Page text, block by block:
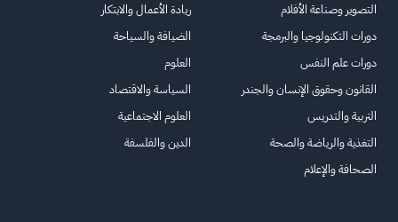
التصوير وصناعة الأفلام
دورات التكنولوجيا والبرمجة
دورات علم النفس
القانون وحقوق الإنسان والجندر
التربية والتدريس
التغذية والرياضة والصحة
الصحافة والإعلام
ريادة الأعمال والابتكار
الضيافة والسياحة
العلوم
السياسة والاقتصاد
العلوم الاجتماعية
الدين والفلسفة